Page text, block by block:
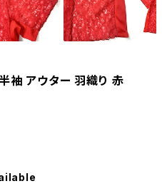
袖 アウター 羽織り 赤